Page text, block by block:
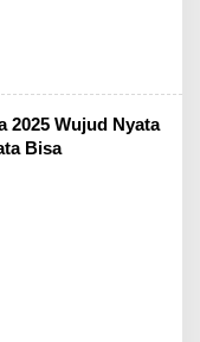
2025 Wujud Nyata
Bisa